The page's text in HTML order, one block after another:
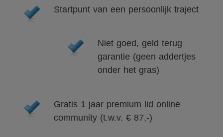
Startpunt van een persoonlijk traject
Niet goed, geld terug
garantie (geen addertjes
onder het gras)
Gratis 1 jaar premium lid online
community (t.w.v. € 87,-)